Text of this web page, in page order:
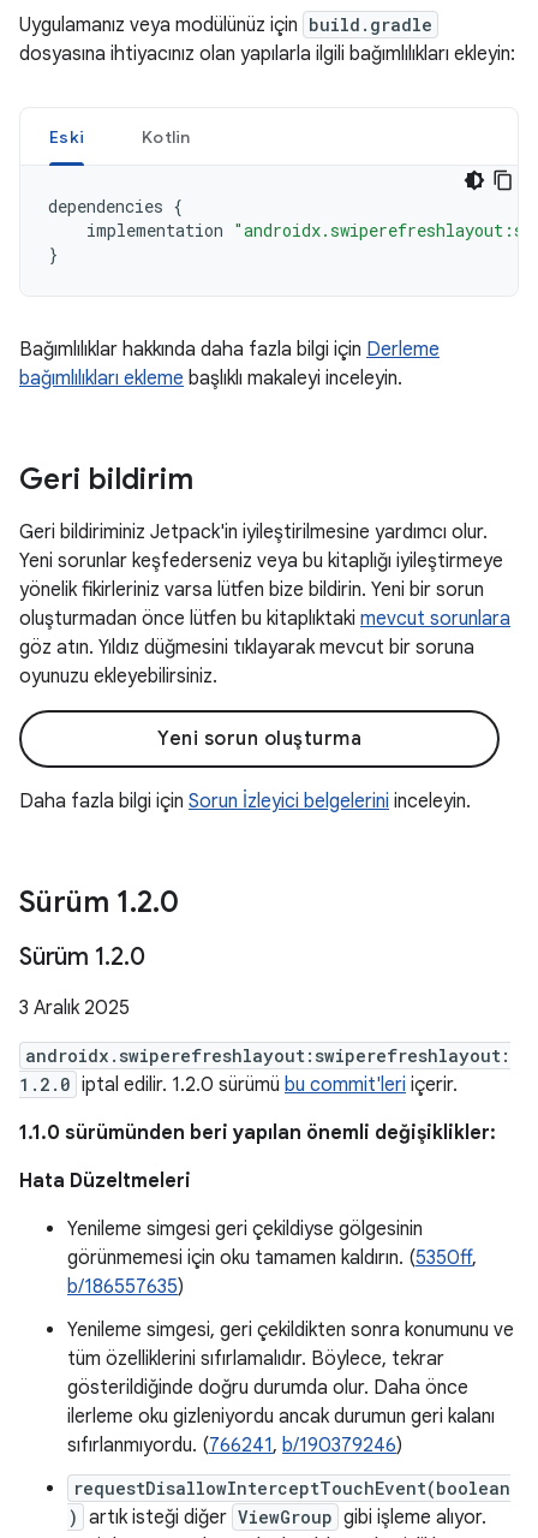
Uygulamanız veya modülünüz için build.gradle
dosyasına ihtiyacınız olan yapılarla ilgili bağımlılıkları ekleyin:
Eski Kotlin
dependencies {
implementation
}
Bağımlılıklar hakkında daha fazla bilgi için Derleme
bağımlılıkları ekleme başlıklı makaleyi inceleyin.
Geri bildirim
Geri bildiriminiz Jetpack'in iyileştirilmesine yardımcı olur.
Yeni sorunlar keşfederseniz veya bu kitaplığı iyileştirmeye
yönelik fikirleriniz varsa lütfen bize bildirin. Yeni bir sorun
oluşturmadan önce lütfen bu kitaplıktaki mevcut sorunlara
göz atın. Yıldız düğmesini tıklayarak mevcut bir soruna
oyunuzu ekleyebilirsiniz.
Yeni sorun oluşturma
Daha fazla bilgi için Sorun İzleyici belgelerini inceleyin.
Sürüm 1.2.0
Sürüm 1.2.0
3 Aralık 2025
androidx.swiperefreshlayout:swiperefreshlayout:
1.2.0 iptal edilir. 1.2.0 sürümü bu commit'leri içerir.
1.1.0 sürümünden beri yapılan önemli değişiklikler:
Hata Düzeltmeleri
Yenileme simgesi geri çekildiyse gölgesinin
görünmemesi için oku tamamen kaldırın. (5350ff,
b/186557635)
Yenileme simgesi, geri çekildikten sonra konumunu ve
tüm özelliklerini sıfırlamalıdır. Böylece, tekrar
gösterildiğinde doğru durumda olur. Daha önce
ilerleme oku gizleniyordu ancak durumun geri kalanı
sıfırlanmıyordu. (766241, b/190379246)
requestDisallowInterceptTouchEvent(boolean
) artık isteği diğer ViewGroup gibi işleme alıyor.